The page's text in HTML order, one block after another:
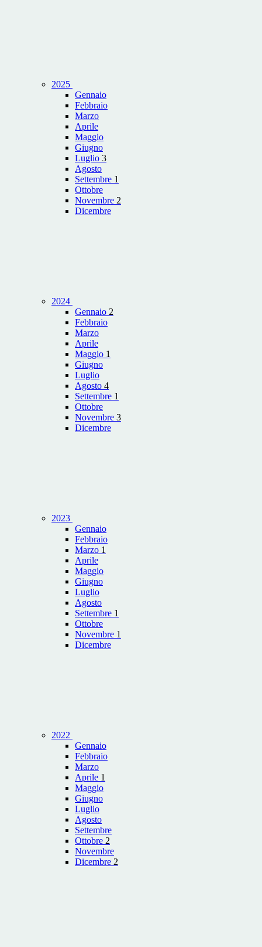
2025
Gennaio
Febbraio
Marzo
Aprile
Maggio
Giugno
Luglio 3
Agosto
Settembre 1
Ottobre
Novembre 2
Dicembre
2024
Gennaio 2
Febbraio
Marzo
Aprile
Maggio 1
Giugno
Luglio
Agosto 4
Settembre 1
Ottobre
Novembre 3
Dicembre
2023
Gennaio
Febbraio
Marzo 1
Aprile
Maggio
Giugno
Luglio
Agosto
Settembre 1
Ottobre
Novembre 1
Dicembre
2022
Gennaio
Febbraio
Marzo
Aprile 1
Maggio
Giugno
Luglio
Agosto
Settembre
Ottobre 2
Novembre
Dicembre 2